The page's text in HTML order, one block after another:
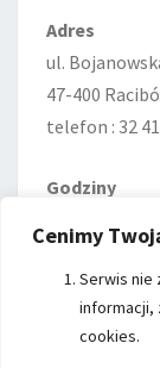
Cookie Control-
Cenimy
Serwis nie
informacji,
cookies.
Adres
ul.
47-400
telefon : 32
Godziny
7:00–15:00